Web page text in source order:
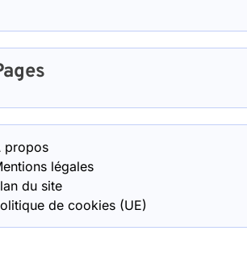
propos
légales
du site
de cookies (UE)